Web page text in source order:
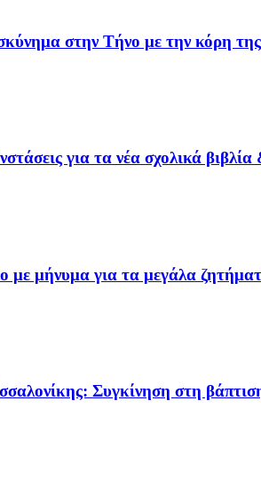
στην Τήνο με την κόρη
για τα νέα σχολικά βιβλία
με μήνυμα για τα μεγάλα
Συγκίνηση στη